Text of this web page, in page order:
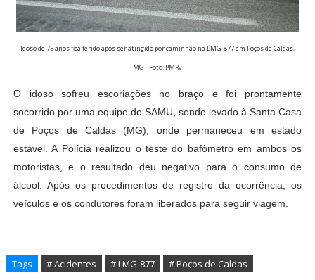
Idoso de 75 anos fica ferido após ser atingido por caminhão na LMG-877 em Poços de Caldas,
MG - Foto: PMRv
O idoso sofreu escoriações no braço e foi prontamente
socorrido por uma equipe do SAMU, sendo levado à Santa Casa
de Poços de Caldas (MG), onde permaneceu em estado
estável. A Polícia realizou o teste do bafômetro em ambos os
motoristas, e o resultado deu negativo para o consumo de
álcool. Após os procedimentos de registro da ocorrência, os
veículos e os condutores foram liberados para seguir viagem.
Tags # Acidentes # LMG-877 # Poços de Caldas